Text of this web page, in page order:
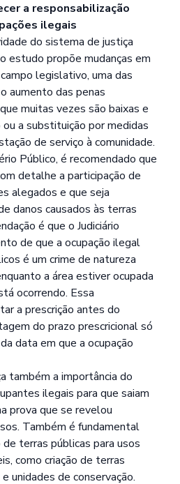
a responsabilização
ilegais
do sistema de justiça
estudo propõe mudanças em
legislativo, uma das
aumento das penas
muitas vezes são baixas e
a substituição por medidas
de serviço à comunidade.
Público, é recomendado que
detalhe a participação de
alegados e que seja
danos causados às terras
é que o Judiciário
de que a ocupação ilegal
é um crime de natureza
a área estiver ocupada
ocorrendo. Essa
a prescrição antes do
do prazo prescricional só
data em que a ocupação
também a importância do
ilegais para que saiam
prova que se revelou
Também é fundamental
terras públicas para usos
como criação de terras
unidades de conservação.